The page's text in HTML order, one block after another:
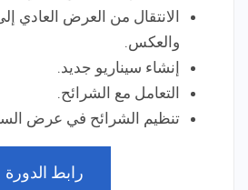
الانتقال من العرض العادي
والعكس.
إنشاء سيناريو جديد.
التعامل مع الشرائح.
تنظيم الشرائح في عرض
رابط الدورة